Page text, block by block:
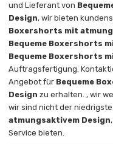
und Lieferant von
Design, wir bieten
Boxershorts mit
Bequeme Boxershorts
Bequeme Boxershorts
Auftragsfertigung.
Angebot für Bequeme
Design zu erhalten. , wir
wir sind nicht der niedrigste
atmungsaktivem Design
Service bieten.